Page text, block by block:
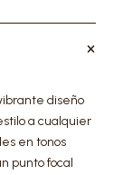
diseño
a cualquier
en tonos
punto focal